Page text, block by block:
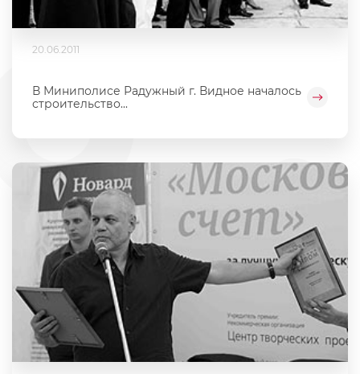
20.06.2011
В Миниполисе Радужный г. Видное началось
строительство...